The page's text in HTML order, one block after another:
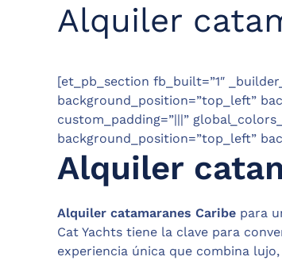
Alquiler
[et_pb_section fb_built=”1″
background_position=”top_left”
custom_padding=”|||”
background_position=”top_left”
Alquiler
Alquiler catamaranes Caribe para
Cat Yachts tiene la clave para
experiencia única que combina